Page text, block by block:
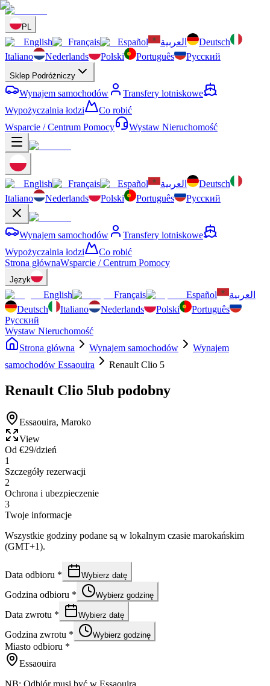
PL
English Français Español العربية
Deutsch
Italiano
Nederlands Polski Português Русский
Sklep Podróżniczy
Wynajem samochodów
Transfery lotniskowe
Wypożyczalnia łodzi
Co robić
Wsparcie / Centrum Pomocy
Wystaw Nieruchomość
English Français Español العربية
Deutsch
Italiano
Nederlands Polski Português Русский
Wynajem samochodów
Transfery lotniskowe
Wypożyczalnia łodzi
Co robić
Strona głównaWsparcie / Centrum Pomocy
Język
English Français Español
العربية
Deutsch
Italiano Nederlands Polski
Português
Русский
Wystaw Nieruchomość
Strona główna
Wynajem samochodów
Wynajem
samochodów Essaouira
Renault Clio 5
Renault Clio 5lub podobny
Essaouira, Maroko
View
Od €29/dzień
1
Szczegóły rezerwacji
2
Ochrona i ubezpieczenie
3
Twoje informacje
Wszystkie godziny podane są w lokalnym czasie marokańskim
(GMT+1).
Data odbioru * Wybierz datę
Godzina odbioru * Wybierz godzinę
Data zwrotu * Wybierz datę
Godzina zwrotu * Wybierz godzinę
Miasto odbioru *
Essaouira
NB: Odbiór musi być w Essaouira